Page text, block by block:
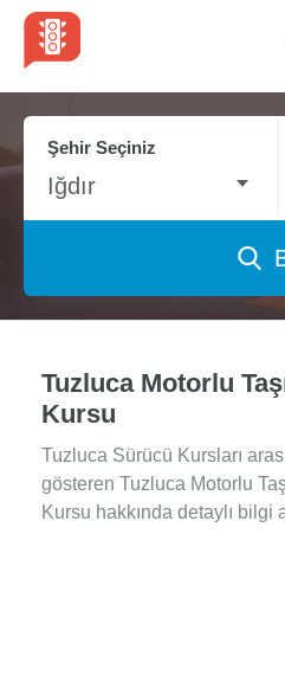
Şehir Seçiniz
Iğdır
Tuzluca Motorlu
Kursu
Tuzluca Sürücü Kursları
gösteren Tuzluca Motorlu
Kursu hakkında detaylı bilgi